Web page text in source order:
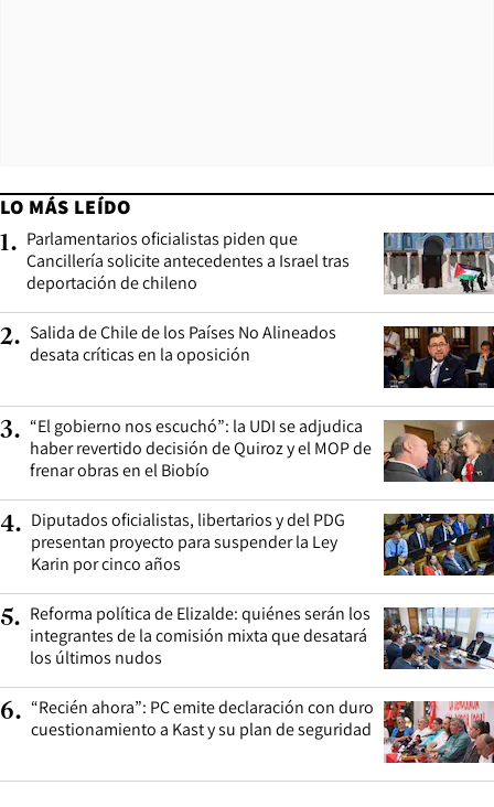
LO MÁS LEÍDO
1. Parlamentarios oficialistas piden que
Cancillería solicite antecedentes a Israel tras
deportación de chileno
2. Salida de Chile de los Países No Alineados
desata críticas en la oposición
3. “El gobierno nos escuchó”: la UDI se adjudica
haber revertido decisión de Quiroz y el MOP de
frenar obras en el Biobío
4. Diputados oficialistas, libertarios y del PDG
presentan proyecto para suspender la Ley
Karin por cinco años
5. Reforma política de Elizalde: quiénes serán los
integrantes de la comisión mixta que desatará
los últimos nudos
6. “Recién ahora”: PC emite declaración con duro
cuestionamiento a Kast y su plan de seguridad